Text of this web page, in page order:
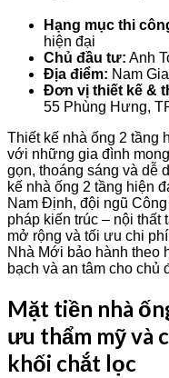
Hạng mục thi
hiện đại
Chủ đầu tư: Anh
Địa điểm: Nam
Đơn vị thiết kế &
55 Phùng Hưng,
Thiết kế nhà ống 2 tầng
với những gia đình
gọn, thoáng sáng và dễ
kế nhà ống 2 tầng hiện
Nam Định, đội ngũ
pháp kiến trúc – nội thất
mở rộng và tối ưu chi
Nhà Mới bảo hành theo
bạch và an tâm cho chủ
Mặt tiền nhà
ưu thẩm mỹ và
khối chắt lọc